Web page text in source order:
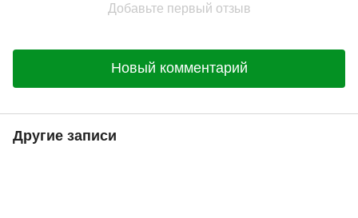
Добавьте первый отзыв
Новый комментарий
Другие записи